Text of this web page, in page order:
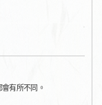
有所不同。